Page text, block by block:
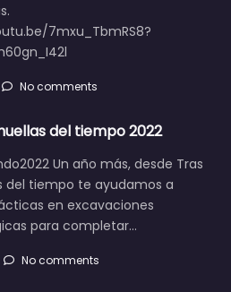
7mxu_TbmRS8?
No comments
del tiempo 2022
Un año más, desde Tras
del tiempo te ayudamos a
en excavaciones
para completar…
No comments